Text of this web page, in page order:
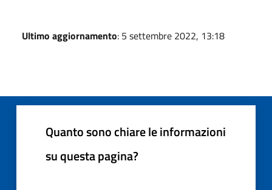
Ultimo aggiornamento: 5 settembre 2022, 13:18
Quanto sono chiare le informazioni
su questa pagina?